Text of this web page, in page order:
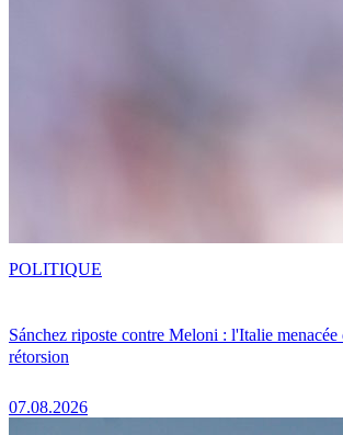
Sánchez riposte contre Meloni : l'Italie menacée
rétorsion
07.08.2026
POLITIQUE